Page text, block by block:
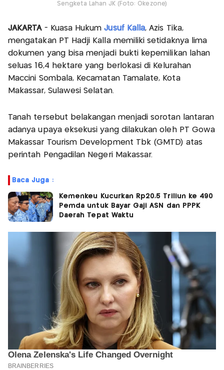
Sengketa Lahan JK (Foto: Okezone)
JAKARTA- Kuasa HukumJusuf Kalla, Azis Tika,
mengatakan PT Hadji Kalla memiliki setidaknya lima
dokumen yang bisa menjadi bukti kepemilikan lahan
seluas 16,4 hektare yang berlokasi di Kelurahan
Maccini Sombala, Kecamatan Tamalate, Kota
Makassar, Sulawesi Selatan.
Tanah tersebut belakangan menjadi sorotan lantaran
adanya upaya eksekusi yang dilakukan oleh PT Gowa
Makassar Tourism Development Tbk (GMTD) atas
perintah Pengadilan Negeri Makassar.
Baca Juga :
Kemenkeu Kucurkan Rp20,5 Triliun ke 490
Pemda untuk Bayar Gaji ASN dan PPPK
Daerah Tepat Waktu